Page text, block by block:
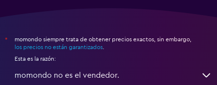
*
momondo siempre trata de obtener precios exactos, sin embargo,
los precios no están garantizados
Esta es la razón:
momondo no es el vendedor.